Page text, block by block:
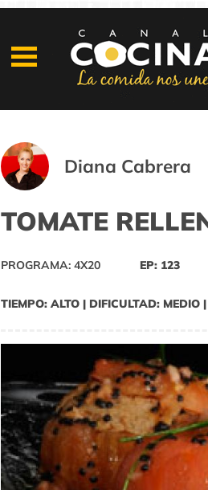
Diana Cabrera
TOMATE
PROGRAMA: 4X20 EP: 123
TIEMPO: ALTO | DIFICULTAD: MEDIO